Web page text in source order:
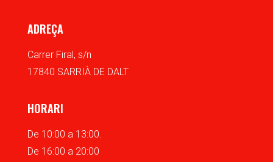
ADREÇA
Carrer Firal, s/n
17840 SARRIÀ DE DALT
HORARI
De 10:00 a 13:00.
De 16:00 a 20:00